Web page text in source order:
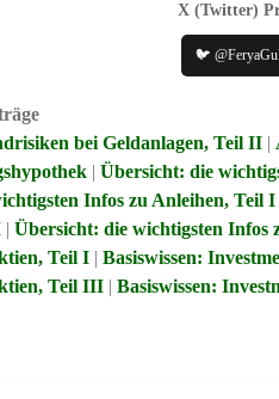
X (Twitter)
🐦
bei Geldanlagen, Teil II |
|Übersicht: die
Infos zu Anleihen, Teil I
|Übersicht: die wichtigsten Infos
Teil I |Basiswissen:
Teil III |Basiswissen: